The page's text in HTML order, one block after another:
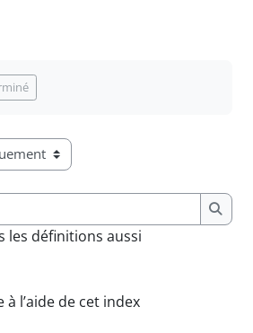
l’aide de cet index
les définitions aussi
l’aide de cet index